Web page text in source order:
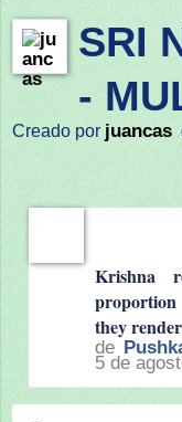
SRI
-
Creado por juancas
Krishna
they
de
5 de